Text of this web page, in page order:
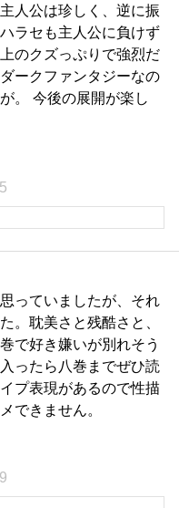
人公は珍しく、逆に振
ラセも主人公に負けず
のクズっぷりで強烈だ
ークファンタジーなの
。 今後の展開が楽し
っていましたが、それ
。耽美さと残酷さと、
で好き嫌いが別れそう
ったら八巻までぜひ読
プ表現があるので性描
できません。